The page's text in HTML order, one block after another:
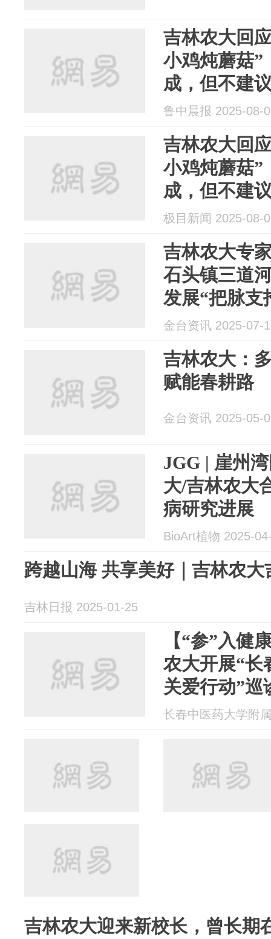
吉林农大回
小鸡炖蘑菇”
成，但不建
鲁中晨报 2025-08-
吉林农大回
小鸡炖蘑菇”
成，但不建
极目新闻 2025-08-
吉林农大专
石头镇三道
发展“把脉支
金台资讯 2025-07-
吉林农大：
赋能春耕路
金台资讯 2025-05-
JGG | 崖州
大/吉林农大
病研究进展
BioArt植物 2025-
跨越山海 共享美好｜吉林农大
吉林日报 2025-01-25
【“参”入健
农大开展“长
关爱行动”巡
长春中医药大学附
吉林农大迎来新校长，曾长期